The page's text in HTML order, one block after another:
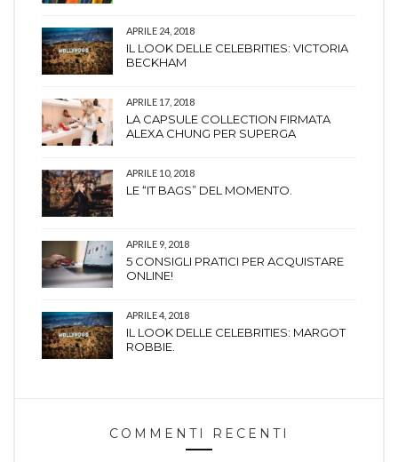
APRILE 24, 2018
IL LOOK DELLE CELEBRITIES: VICTORIA
BECKHAM
APRILE 17, 2018
LA CAPSULE COLLECTION FIRMATA
ALEXA CHUNG PER SUPERGA
APRILE 10, 2018
LE “IT BAGS” DEL MOMENTO.
APRILE 9, 2018
5 CONSIGLI PRATICI PER ACQUISTARE
ONLINE!
APRILE 4, 2018
IL LOOK DELLE CELEBRITIES: MARGOT
ROBBIE.
COMMENTI RECENTI